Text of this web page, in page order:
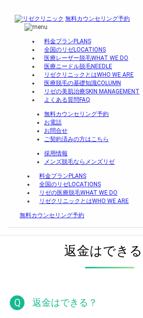
無料カウンセリング予約
料金プラン PLANS
全国のリゼLOCATIONS
医療レーザー脱毛WHAT WE DO
医療ニードル脱毛NEEDLE
リゼクリニックとはWHO WE ARE
医療脱毛の基礎知識COLUMN
リゼの美肌治療SKIN MANAGEMENT
よくある質問 FAQ
無料カウンセリング予約
お電話
お問合せ
ご契約済みの方はこちら
採用情報
メンズ脱毛ならメンズリゼ
料金プラン PLANS
全国のリゼLOCATIONS
リゼの医療脱毛WHAT WE DO
リゼクリニックとはWHO WE ARE
無料カウンセリング予約
返金はできる
Q 返金はできる？